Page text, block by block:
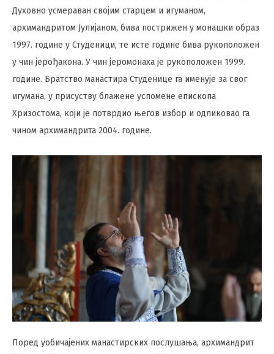
Духовно усмераван својим старцем и игуманом,
архимандритом Јулијаном, бива пострижен у монашки образ
1997. године у Студеници, те исте године бива рукоположен
у чин јерођакона. У чин јеромонаха је рукоположен 1999.
године. Братство манастира Студенице га именује за свог
игумана, у присуству блажене успомене епископа
Хризостома, који је потврдио његов избор и одликовао га
чином архимандрита 2004. године.
Поред уобичајених манастирских послушања, архимандрит